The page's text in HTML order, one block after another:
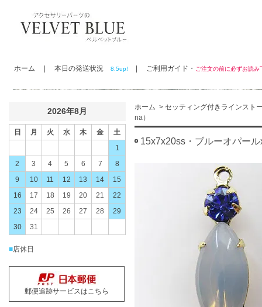
ホーム 本日の発送状況 8.5up! ご利用ガイド・ ご注文の前に必ずお読
ホーム > セッティング付きラインスト
na）
15x7x20ss・ブルーオパー
2026年8月
日 月 火 水 木 金
土
1
2
3 4 5 6 7
8
9
10 11 12 13 14
15
16
17 18 19 20 21
22
23
24 25 26 27 28
29
30
31
■店休日
郵便追跡サービスはこちら